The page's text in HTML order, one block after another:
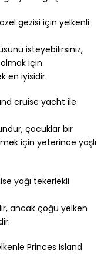
gezisi için yelkenli
isteyebilirsiniz,
için
en iyisidir.
cruise yacht ile
çocuklar bir
için yeterince yaşlı
yağı tekerlekli
ancak çoğu yelken
Princes Island